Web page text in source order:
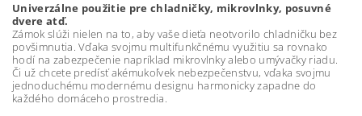
Univerzálne použitie pre chladničky, mikrovlnky, posuvné
dvere atď.
Zámok slúži nielen na to, aby vaše dieťa neotvorilo chladničku bez
povšimnutia. Vďaka svojmu multifunkčnému využitiu sa rovnako
hodí na zabezpečenie napríklad mikrovlnky alebo umývačky riadu.
Či už chcete predísť akémukoľvek nebezpečenstvu, vďaka svojmu
jednoduchému modernému designu harmonicky zapadne do
každého domáceho prostredia.